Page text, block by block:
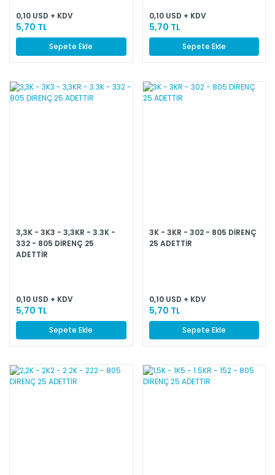
0,10 USD + KDV
5,70 TL
Sepete Ekle
0,10 USD + KDV
5,70 TL
Sepete Ekle
3,3K - 3K3 - 3,3KR - 3.3K -
332 - 805 DİRENÇ 25
ADETTİR
0,10 USD + KDV
5,70 TL
Sepete Ekle
3K - 3KR - 302 - 805 DİRENÇ
25 ADETTİR
0,10 USD + KDV
5,70 TL
Sepete Ekle